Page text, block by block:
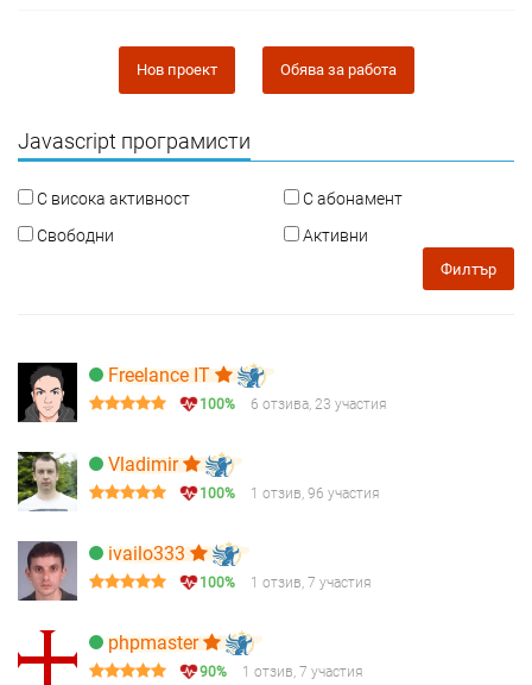
Нов проект Обява за работа
Javascript програмисти
С висока активност
С абонамент
Свободни
Активни
Филтър
Freelance IT
100% 6 отзива, 23 участия
Vladimir
100% 1 отзив, 96 участия
ivailo333
100% 1 отзив, 7 участия
phpmaster
90% 1 отзив, 7 участия